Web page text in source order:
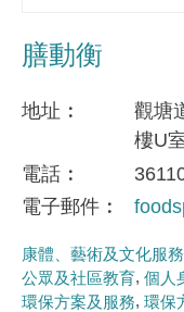
膳動衡
地址
觀塘
樓U
電話
電子郵件
康體、藝術及文化服務
公眾及社區教育 個人
環保方案及服務 環保